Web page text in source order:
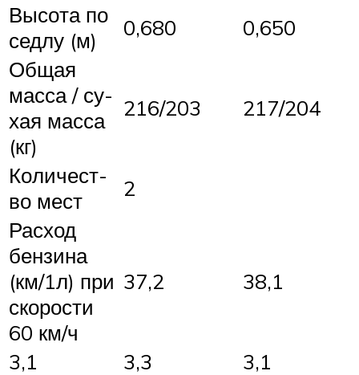
Вы­со­та по
сед­лу (м)
0,680
0,650
Об­щая
мас­са / су­
хая мас­са
(кг)
216/203 217/204
Ко­ли­чест­
во мест
2
Рас­ход
бен­зи­на
(км/1л) при
ско­рос­ти
60 км/ч
37,2 38,1
3,1 3,3
3,1